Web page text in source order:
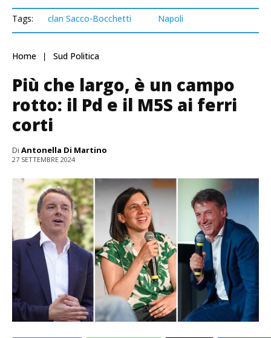
Tags: clan Sacco-Bocchetti Napoli
Home Sud Politica
Più che largo, è un campo
rotto: il Pd e il M5S ai ferri
corti
Di Antonella Di Martino
27 SETTEMBRE 2024